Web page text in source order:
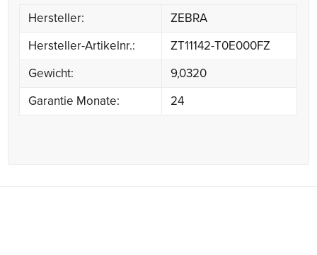
Hersteller:
ZEBRA
Hersteller-Artikelnr.:
ZT11142-T0E000FZ
Gewicht:
9,0320
Garantie Monate:
24